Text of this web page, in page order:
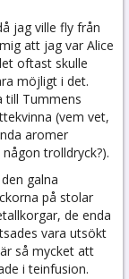
jag ville fly från
att jag var Alice
oftast skulle
möjligt i det.
till Tummens
(vem vet,
aromer
trolldryck?).
galna
på stolar
de enda
vara utsökt
så mycket att
i teinfusion.